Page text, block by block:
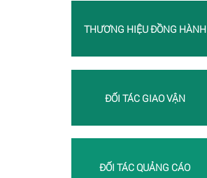
THƯƠNG HIỆU ĐỒNG HÀNH
ĐỐI TÁC GIAO VẬN
ĐỐI TÁC QUẢNG CÁO